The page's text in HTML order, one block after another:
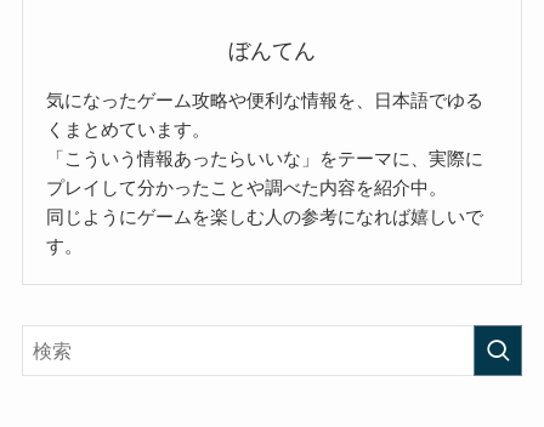
ぼんてん
気になったゲーム攻略や便利な情報を、日本語でゆる
くまとめています。
「こういう情報あったらいいな」をテーマに、実際に
プレイして分かったことや調べた内容を紹介中。
同じようにゲームを楽しむ人の参考になれば嬉しいで
す。